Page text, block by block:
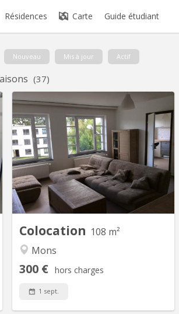
Résidences Carte Guide étudiant
Nouveau Mis à jour Actif
(37)
Colocation 108 m²
Mons
300 € hors charges
1 sept.
KM 786
Colocation mixte, située à proximité de
l’UCL et de la HELHA. Appartement
spacieux, meublé , il est situé dans un
cadre calme et à proximité directe de
commerces et de lignes de bus. Le
loyer comprend toutes les charges et
s’élève à 425€/personne. Ce incluant le
Wifi, la télévision et l’ensemble...